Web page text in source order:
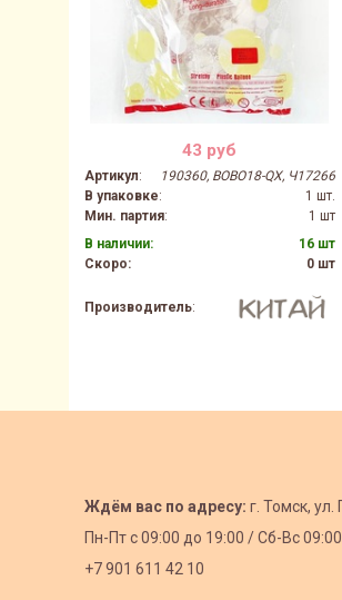
43 руб
Артикул:
190360, BOBO18-QX, Ч17266
В упаковке:
1 шт.
Мин. партия:
1 шт
В наличии:
16 шт
Скоро:
0 шт
Производитель:
Ждём вас по адресу: г. Томск, ул.
Пн-Пт с09:00 до 19:00 /Сб-Вс
+7 901 611 42 10